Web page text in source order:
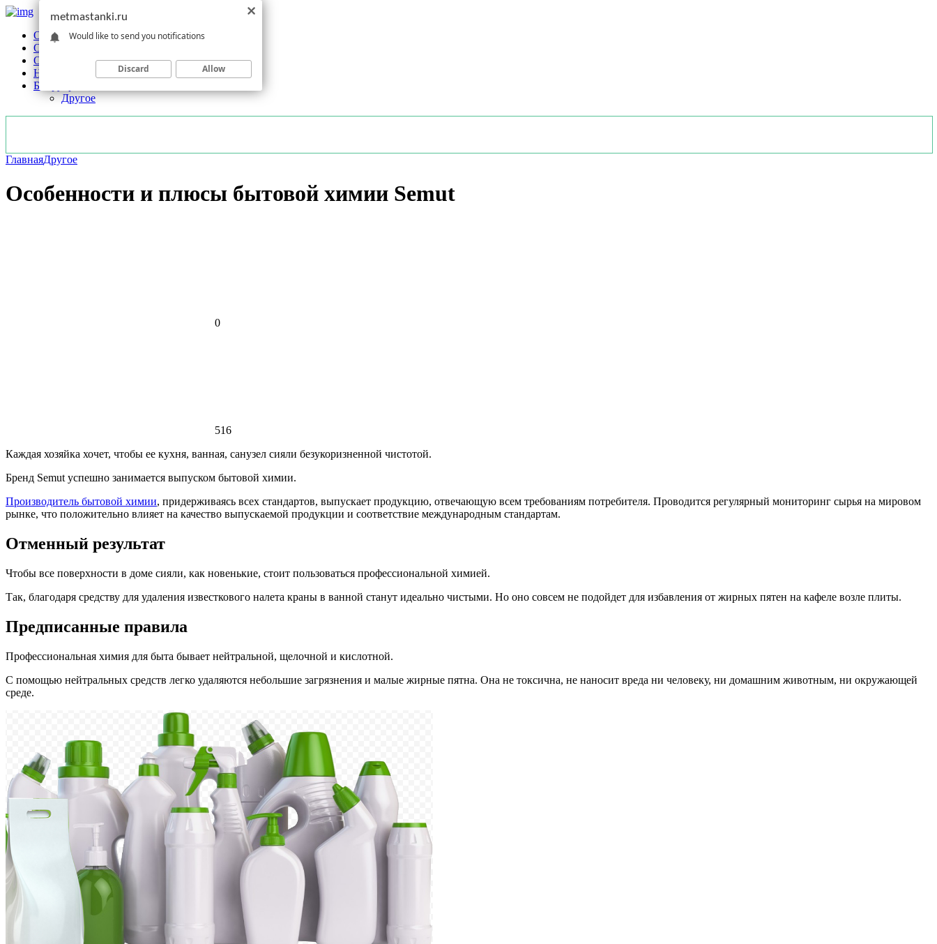
Обзоры станков
Оборудование
Обработка
Новости отрасли
Без рубрики
Другое
ГлавнаяДругое
Особенности и плюсы бытовой химии Semut
0
516
Каждая хозяйка хочет, чтобы ее кухня, ванная, санузел сияли безукоризненной чистотой.
Бренд Semut успешно занимается выпуском бытовой химии.
Производитель бытовой химии, придерживаясь всех стандартов, выпускает продукцию, отвечающую всем требованиям потребителя. Проводится регулярный мониторинг сырья на мировом
рынке, что положительно влияет на качество выпускаемой продукции и соответствие международным стандартам.
Отменный результат
Чтобы все поверхности в доме сияли, как новенькие, стоит пользоваться профессиональной химией.
Так, благодаря средству для удаления известкового налета краны в ванной станут идеально чистыми. Но оно совсем не подойдет для избавления от жирных пятен на кафеле возле плиты.
Предписанные правила
Профессиональная химия для быта бывает нейтральной, щелочной и кислотной.
С помощью нейтральных средств легко удаляются небольшие загрязнения и малые жирные пятна. Она не токсична, не наносит вреда ни человеку, ни домашним животным, ни окружающей
среде.
metmastanki.ru
Would like to send you notifications
Discard Allow